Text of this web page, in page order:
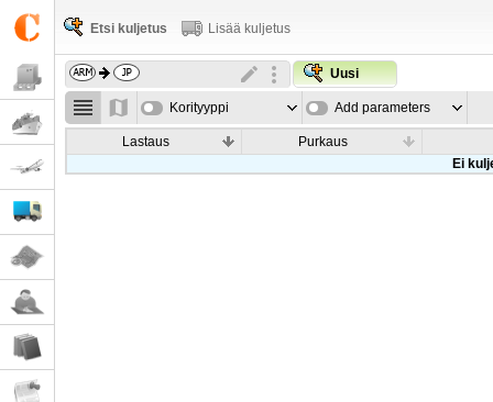
Etsi kuljetus Lisää kuljetus
Uusi
Korityyppi Add parameters
Lastaus
Purkaus
Ei